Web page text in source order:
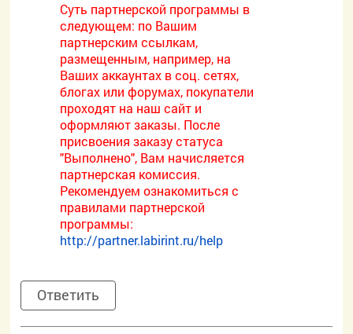
Суть партнерской программы в
следующем: по Вашим
партнерским ссылкам,
размещенным, например, на
Ваших аккаунтах в соц. сетях,
блогах или форумах, покупатели
проходят на наш сайт и
оформляют заказы. После
присвоения заказу статуса
"Выполнено", Вам начисляется
партнерская комиссия.
Рекомендуем ознакомиться с
правилами партнерской
программы:
http://partner.labirint.ru/help
Ответить